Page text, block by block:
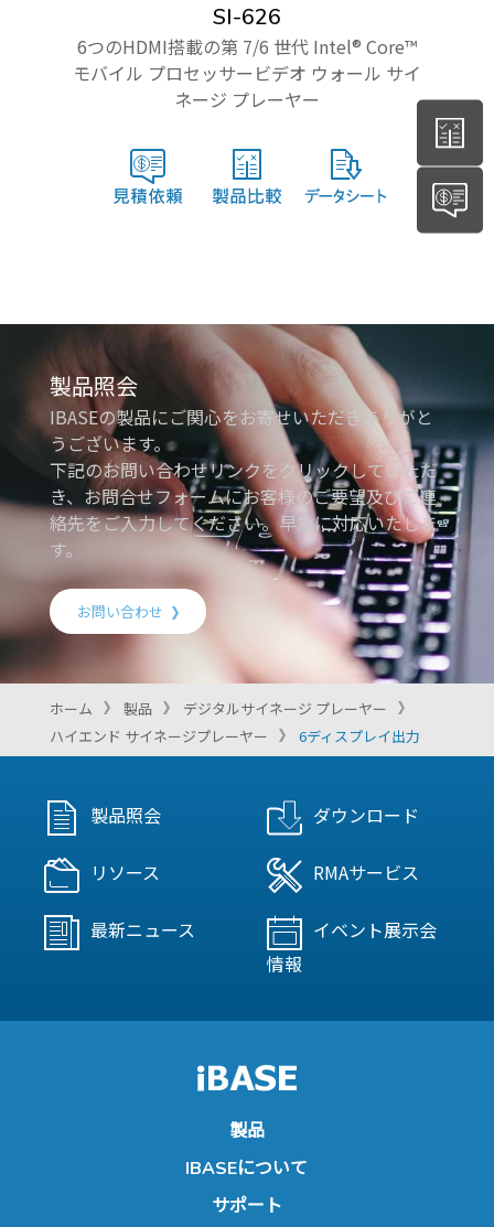
SI-626
6つのHDMI搭載の第 7/6 世代 Intel® Core™
モバイル プロセッサービデオ ウォール サイ
ネージ プレーヤー
製品照会
IBASEの製品にご関心をお寄せいただきありがと
うございます。
下記のお問い合わせリンクをクリックしていただ
き、お問合せフォームにお客様のご要望及びご連
絡先をご入力してください。早急に対応いたしま
す。
お問い合わせ
ホーム 製品
デジタルサイネージ プレーヤー
ハイエンド サイネージプレーヤー
6ディスプレイ出力
製品照会 ダウンロード
リソース RMAサービス
最新ニュース
イベント展示会
情報
製品
IBASEについて
サポート